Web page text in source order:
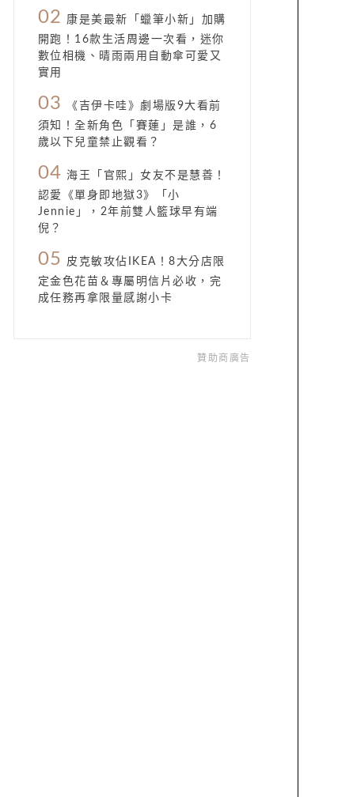
02
康是美最新「蠟筆小新」加購
開跑！16款生活周邊一次看，迷你
數位相機、晴雨兩用自動傘可愛又
實用
03
《吉伊卡哇》劇場版9大看前
須知！全新角色「賽蓮」是誰，6
歲以下兒童禁止觀看？
04 海王「官熙」女友不是慧善！
認愛《單身即地獄3》「小
Jennie」，2年前雙人籃球早有端
倪？
05
皮克敏攻佔IKEA！8大分店限
定金色花苗＆專屬明信片必收，完
成任務再拿限量感謝小卡
贊助商廣告